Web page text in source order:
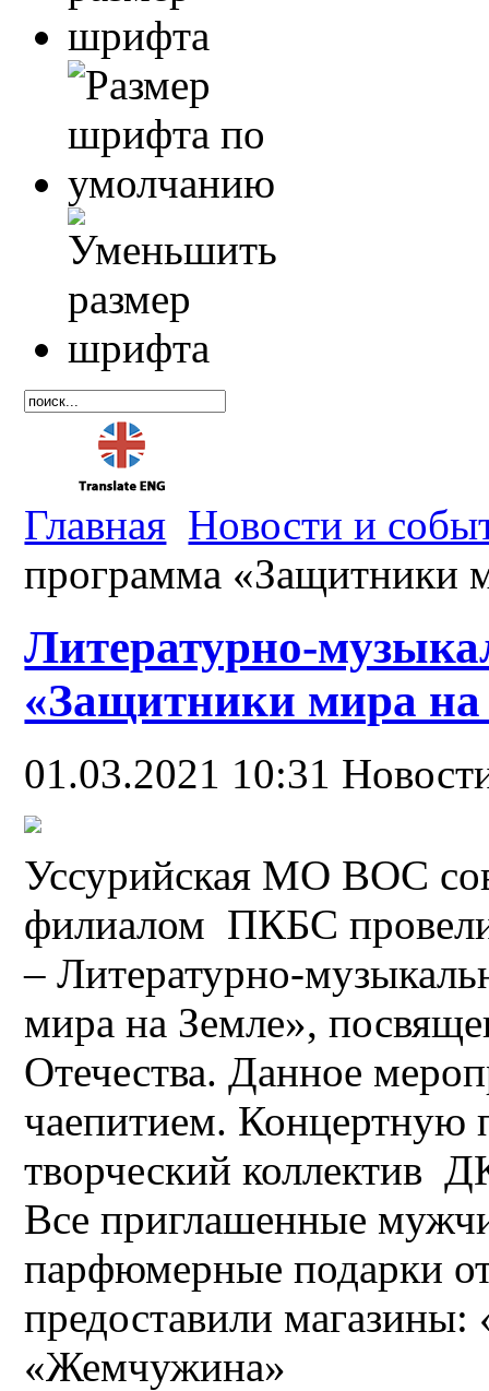
Главная Новости и
программа «Защитники
Литературно-
«Защитники мира на
01.03.2021 10:31
Уссурийская МО ВОС
филиалом ПКБС
– Литературно-
мира на Земле»,
Отечества. Данное
чаепитием. Концертную
творческий коллектив
Все приглашенные
парфюмерные подарки
предоставили
«Жемчужина»